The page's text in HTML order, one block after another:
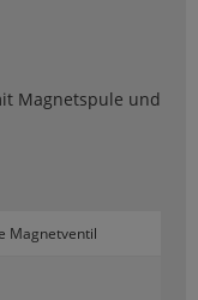
Magnetspule und
Ma­gnet­ven­til